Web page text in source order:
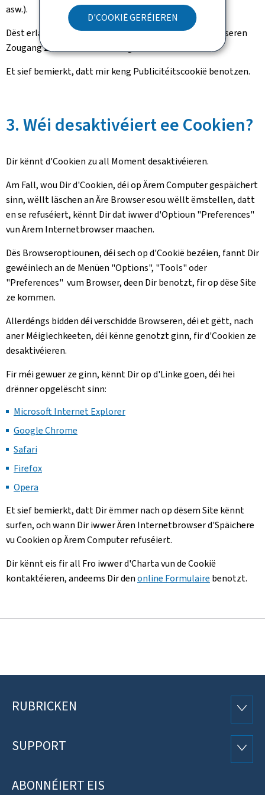
D'COOKIË GERÉIEREN
asw.).
Dëst erlaabt eis, eise Site ze verbesseren, fir Iech e besseren
Zougang zur Informatioun ze garantéieren.
Et sief bemierkt, datt mir keng Publicitéitscookië benotzen.
3. Wéi desaktivéiert ee Cookien?
Dir kënnt d'Cookien zu all Moment desaktivéieren.
Am Fall, wou Dir d'Cookien, déi op Ärem Computer gespäichert
sinn, wëllt läschen an Äre Browser esou wëllt ëmstellen, datt
en se refuséiert, kënnt Dir dat iwwer d'Optioun "Preferences"
vun Ärem Internetbrowser maachen.
Dës Browseroptiounen, déi sech op d'Cookië bezéien, fannt Dir
gewéinlech an de Menüen "Options", "Tools" oder
"Preferences" vum Browser, deen Dir benotzt, fir op dëse Site
ze kommen.
Allerdéngs bidden déi verschidde Browseren, déi et gëtt, nach
aner Méiglechkeeten, déi kënne genotzt ginn, fir d'Cookien ze
desaktivéieren.
Fir méi gewuer ze ginn, kënnt Dir op d'Linke goen, déi hei
drënner opgelëscht sinn:
Microsoft Internet Explorer
Google Chrome
Safari
Firefox
Opera
Et sief bemierkt, datt Dir ëmmer nach op dësem Site kënnt
surfen, och wann Dir iwwer Ären Internetbrowser d'Späichere
vu Cookien op Ärem Computer refuséiert.
Dir kënnt eis fir all Fro iwwer d'Charta vun de Cookië
kontaktéieren, andeems Dir denonline Formulaire benotzt.
Fousszeil
RUBRICKEN
SUPPORT
ABONNÉIERT EIS